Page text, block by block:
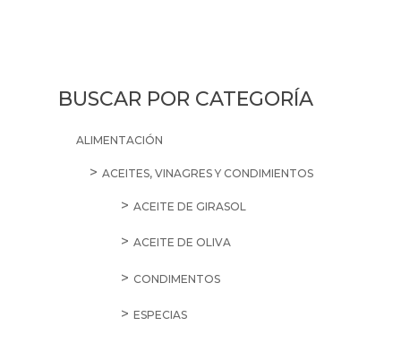
BUSCAR POR CATEGORÍA
ALIMENTACIÓN
ACEITES, VINAGRES Y CONDIMIENTOS
ACEITE DE GIRASOL
ACEITE DE OLIVA
CONDIMENTOS
ESPECIAS